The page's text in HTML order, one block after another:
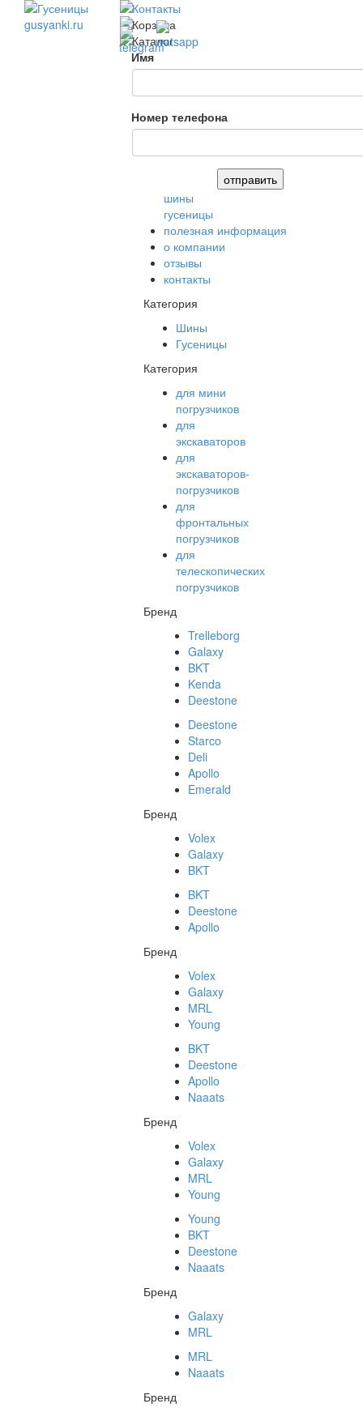
Имя
Номер телефона
шины
гусеницы
полезная информация
о компании
отзывы
контакты
Категория
Шины
Гусеницы
Категория
для мини
погрузчиков
для
экскаваторов
для
экскаваторов-
погрузчиков
для
фронтальных
погрузчиков
для
телескопических
погрузчиков
Бренд
Trelleborg
Galaxy
BKT
Kenda
Deestone
Deestone
Starco
Deli
Apollo
Emerald
Бренд
Volex
Galaxy
BKT
BKT
Deestone
Apollo
Бренд
Volex
Galaxy
MRL
Young
BKT
Deestone
Apollo
Naaats
Бренд
Volex
Galaxy
MRL
Young
Young
BKT
Deestone
Naaats
Бренд
Galaxy
MRL
MRL
Naaats
Бренд